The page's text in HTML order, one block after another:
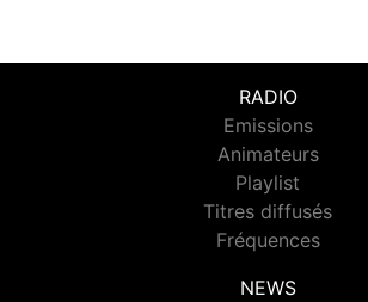
RADIO
Emissions
Animateurs
Playlist
Titres diffusés
Fréquences
NEWS